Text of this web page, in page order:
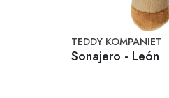
TEDDY KOMPANIET
Sonajero - León